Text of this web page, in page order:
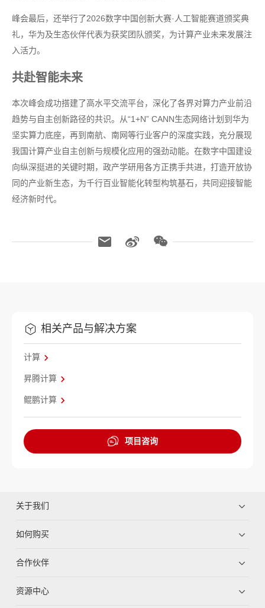
峰会最后，还举行了2026数字中国创新大赛·人工智能赛道颁奖典
礼，华为及生态伙伴代表为获奖团队颁奖，为计算产业未来发展注
入活力。
共赴智能未来
本次峰会成功搭建了高水平交流平台，深化了各界对算力产业前沿
趋势与自主创新路径的共识。从“1+N” CANN生态网络计划到华为
坚实算力底座，再到南航、南网等行业客户的深度实践，充分展现
我国计算产业自主创新与规模化应用的强劲动能。在数字中国建设
向纵深挺进的关键时期，政产学研用各方正携手共进，打造开放协
同的产业新生态，为千行百业智能化转型构筑基石，共同迎接智能
经济新时代。
相关产品与解决方案
计算
昇腾计算
鲲鹏计算
项目咨询
关于我们
如何购买
合作伙伴
资源中心